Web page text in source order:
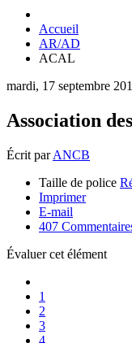
Accueil
AR/AD
ACAL
mardi, 17 septembre
Association
Écrit parANCB
Taille de police
Imprimer
E-mail
407
Évaluer cet élément
1
2
3
4